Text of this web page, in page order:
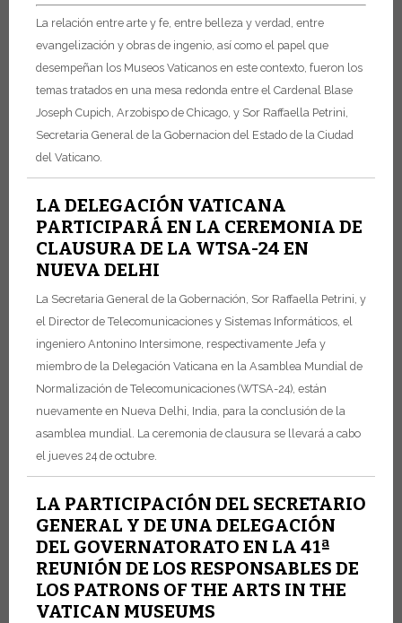
La relación entre arte y fe, entre belleza y verdad, entre
evangelización y obras de ingenio, así como el papel que
desempeñan los Museos Vaticanos en este contexto, fueron los
temas tratados en una mesa redonda entre el Cardenal Blase
Joseph Cupich, Arzobispo de Chicago, y Sor Raffaella Petrini,
Secretaria General de la Gobernacion del Estado de la Ciudad
del Vaticano.
LA DELEGACIÓN VATICANA
PARTICIPARÁ EN LA CEREMONIA DE
CLAUSURA DE LA WTSA-24 EN
NUEVA DELHI
La Secretaria General de la Gobernación, Sor Raffaella Petrini, y
el Director de Telecomunicaciones y Sistemas Informáticos, el
ingeniero Antonino Intersimone, respectivamente Jefa y
miembro de la Delegación Vaticana en la Asamblea Mundial de
Normalización de Telecomunicaciones (WTSA-24), están
nuevamente en Nueva Delhi, India, para la conclusión de la
asamblea mundial. La ceremonia de clausura se llevará a cabo
el jueves 24 de octubre.
LA PARTICIPACIÓN DEL SECRETARIO
GENERAL Y DE UNA DELEGACIÓN
DEL GOVERNATORATO EN LA 41ª
REUNIÓN DE LOS RESPONSABLES DE
LOS PATRONS OF THE ARTS IN THE
VATICAN MUSEUMS